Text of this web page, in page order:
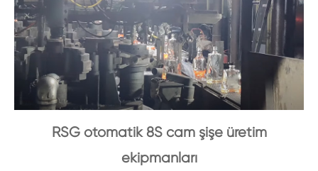
RSG otomatik 8S cam şişe üretim
ekipmanları